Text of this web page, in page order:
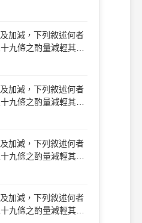
在主觀上足以引起一
可能得到之利益 (C)
仍然可依第五十九條
加減，下列敘述何者
在主觀上足以引起一
可能得到之利益 (C)
仍然可依第五十九條
加減，下列敘述何者
在主觀上足以引起一
可能得到之利益 (C)
仍然可依第五十九條
加減，下列敘述何者
在主觀上足以引起一
可能得到之利益 (C)
仍然可依第五十九條
加減，下列敘述何者